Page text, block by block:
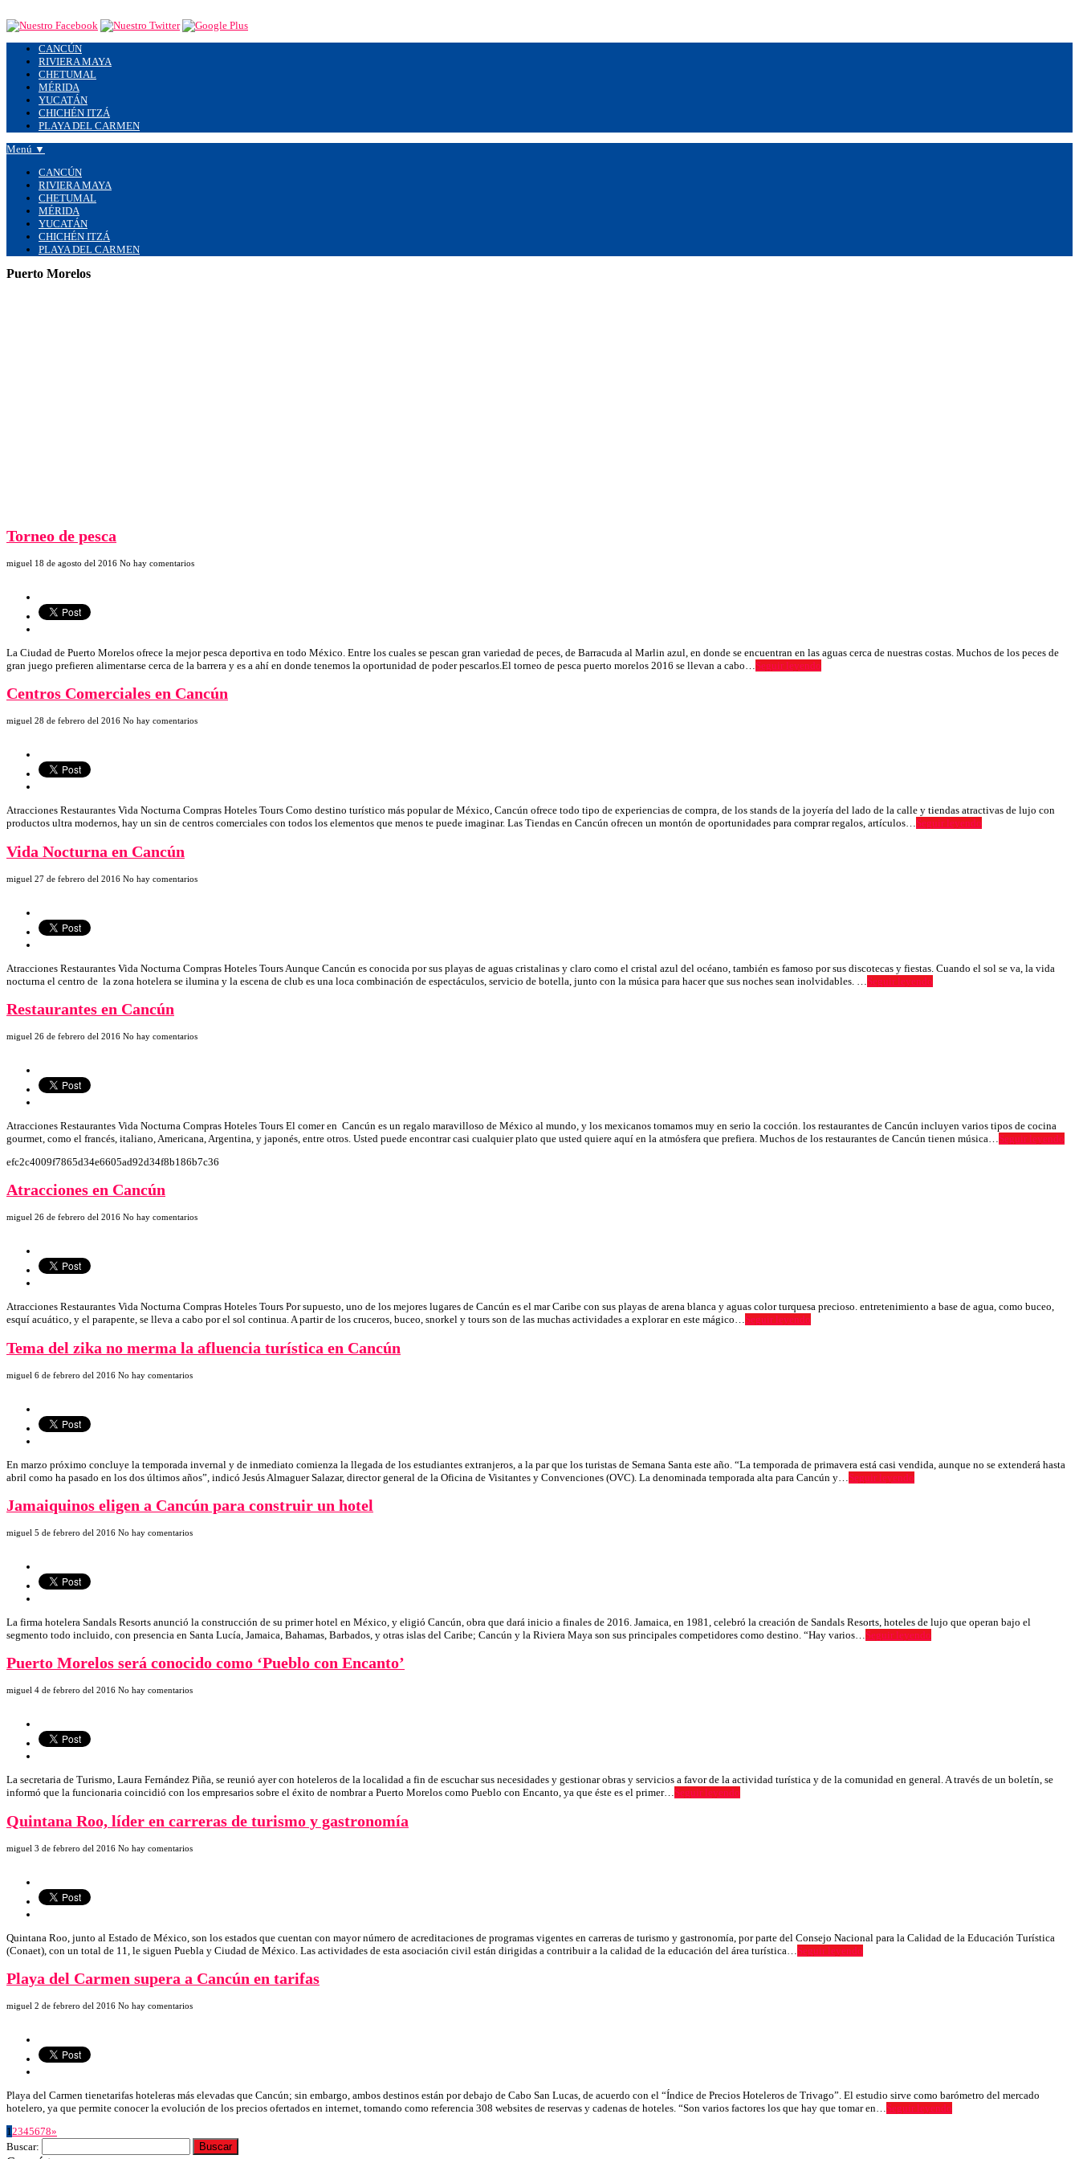
CANCÚN
RIVIERA MAYA
CHETUMAL
MÉRIDA
YUCATÁN
CHICHÉN ITZÁ
PLAYA DEL CARMEN
Menú ▼
CANCÚN
RIVIERA MAYA
CHETUMAL
MÉRIDA
YUCATÁN
CHICHÉN ITZÁ
PLAYA DEL CARMEN
Puerto Morelos
Torneo de pesca
miguel 18 de agosto del 2016 No hay comentarios
La Ciudad de Puerto Morelos ofrece la mejor pesca deportiva en todo México. Entre los cuales se pescan gran variedad de peces, de Barracuda al Marlin azul, en donde se encuentran en las aguas cerca de nuestras costas. Muchos de los peces de
gran juego prefieren alimentarse cerca de la barrera y es a ahí en donde tenemos la oportunidad de poder pescarlos.El torneo de pesca puerto morelos 2016 se llevan a cabo…Seguir leyendo
Centros Comerciales en Cancún
miguel 28 de febrero del 2016 No hay comentarios
Atracciones Restaurantes Vida Nocturna Compras Hoteles Tours Como destino turístico más popular de México, Cancún ofrece todo tipo de experiencias de compra, de los stands de la joyería del lado de la calle y tiendas atractivas de lujo con
productos ultra modernos, hay un sin de centros comerciales con todos los elementos que menos te puede imaginar. Las Tiendas en Cancún ofrecen un montón de oportunidades para comprar regalos, artículos…Seguir leyendo
Vida Nocturna en Cancún
miguel 27 de febrero del 2016 No hay comentarios
Atracciones Restaurantes Vida Nocturna Compras Hoteles Tours Aunque Cancún es conocida por sus playas de aguas cristalinas y claro como el cristal azul del océano, también es famoso por sus discotecas y fiestas. Cuando el sol se va, la vida
nocturna el centro de la zona hotelera se ilumina y la escena de club es una loca combinación de espectáculos, servicio de botella, junto con la música para hacer que sus noches sean inolvidables. … Seguir leyendo
Restaurantes en Cancún
miguel 26 de febrero del 2016 No hay comentarios
Atracciones Restaurantes Vida Nocturna Compras Hoteles Tours El comer en Cancún es un regalo maravilloso de México al mundo, y los mexicanos tomamos muy en serio la cocción. los restaurantes de Cancún incluyen varios tipos de cocina
gourmet, como el francés, italiano, Americana, Argentina, y japonés, entre otros. Usted puede encontrar casi cualquier plato que usted quiere aquí en la atmósfera que prefiera. Muchos de los restaurantes de Cancún tienen música…Seguir leyendo
efc2c4009f7865d34e6605ad92d34f8b186b7c36
Atracciones en Cancún
miguel 26 de febrero del 2016 No hay comentarios
Atracciones Restaurantes Vida Nocturna Compras Hoteles Tours Por supuesto, uno de los mejores lugares de Cancún es el mar Caribe con sus playas de arena blanca y aguas color turquesa precioso. entretenimiento a base de agua, como buceo,
esquí acuático, y el parapente, se lleva a cabo por el sol continua. A partir de los cruceros, buceo, snorkel y tours son de las muchas actividades a explorar en este mágico…Seguir leyendo
Tema del zika no merma la afluencia turística en Cancún
miguel 6 de febrero del 2016 No hay comentarios
En marzo próximo concluye la temporada invernal y de inmediato comienza la llegada de los estudiantes extranjeros, a la par que los turistas de Semana Santa este año. “La temporada de primavera está casi vendida, aunque no se extenderá hasta
abril como ha pasado en los dos últimos años”, indicó Jesús Almaguer Salazar, director general de la Oficina de Visitantes y Convenciones (OVC). La denominada temporada alta para Cancún y… Seguir leyendo
Jamaiquinos eligen a Cancún para construir un hotel
miguel 5 de febrero del 2016 No hay comentarios
La firma hotelera Sandals Resorts anunció la construcción de su primer hotel en México, y eligió Cancún, obra que dará inicio a finales de 2016. Jamaica, en 1981, celebró la creación de Sandals Resorts, hoteles de lujo que operan bajo el
segmento todo incluido, con presencia en Santa Lucía, Jamaica, Bahamas, Barbados, y otras islas del Caribe; Cancún y la Riviera Maya son sus principales competidores como destino. “Hay varios…Seguir leyendo
Puerto Morelos será conocido como ‘Pueblo con Encanto’
miguel 4 de febrero del 2016 No hay comentarios
La secretaria de Turismo, Laura Fernández Piña, se reunió ayer con hoteleros de la localidad a fin de escuchar sus necesidades y gestionar obras y servicios a favor de la actividad turística y de la comunidad en general. A través de un boletín, se
informó que la funcionaria coincidió con los empresarios sobre el éxito de nombrar a Puerto Morelos como Pueblo con Encanto, ya que éste es el primer…Seguir leyendo
Quintana Roo, líder en carreras de turismo y gastronomía
miguel 3 de febrero del 2016 No hay comentarios
Quintana Roo, junto al Estado de México, son los estados que cuentan con mayor número de acreditaciones de programas vigentes en carreras de turismo y gastronomía, por parte del Consejo Nacional para la Calidad de la Educación Turística
(Conaet), con un total de 11, le siguen Puebla y Ciudad de México. Las actividades de esta asociación civil están dirigidas a contribuir a la calidad de la educación del área turística… Seguir leyendo
Playa del Carmen supera a Cancún en tarifas
miguel 2 de febrero del 2016 No hay comentarios
Playa del Carmen tienetarifas hoteleras más elevadas que Cancún; sin embargo, ambos destinos están por debajo de Cabo San Lucas, de acuerdo con el “Índice de Precios Hoteleros de Trivago”. El estudio sirve como barómetro del mercado
hotelero, ya que permite conocer la evolución de los precios ofertados en internet, tomando como referencia 308 websites de reservas y cadenas de hoteles. “Son varios factores los que hay que tomar en…Seguir leyendo
12345678»
Buscar: